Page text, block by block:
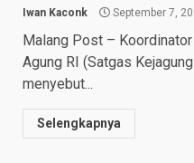
Iwan Kaconk September 7,
Malang Post –
Agung RI (Satgas
menyebut...
Selengkapnya